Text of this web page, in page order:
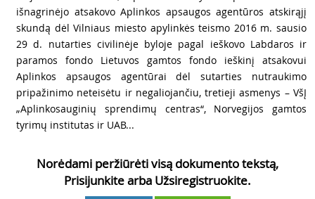
išnagrinėjo atsakovo Aplinkos apsaugos agentūros atskirąjį
skundą dėl Vilniaus miesto apylinkės teismo 2016 m. sausio
29 d. nutarties civilinėje byloje pagal ieškovo Labdaros ir
paramos fondo Lietuvos gamtos fondo ieškinį atsakovui
Aplinkos apsaugos agentūrai dėl sutarties nutraukimo
pripažinimo neteisėtu ir negaliojančiu, tretieji asmenys – VšĮ
„Aplinkosauginių sprendimų centras“, Norvegijos gamtos
tyrimų institutas ir UAB...
Norėdami peržiūrėti visą dokumento tekstą,
Prisijunkite arba Užsiregistruokite.